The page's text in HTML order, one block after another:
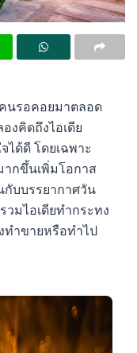
นรอคอยมาตลอด
งคิดถึงไอเดีย
ด้ดี โดยเฉพาะ
กขึ้นเพิ่มโอกาส
กับบรรยากาศวัน
วมไอเดียทำกระทง
ทำขายหรือทำไป